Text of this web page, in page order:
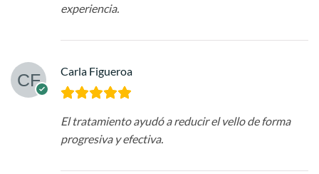
experiencia.
Carla Figueroa
El tratamiento ayudó a reducir el vello de forma
progresiva y efectiva.